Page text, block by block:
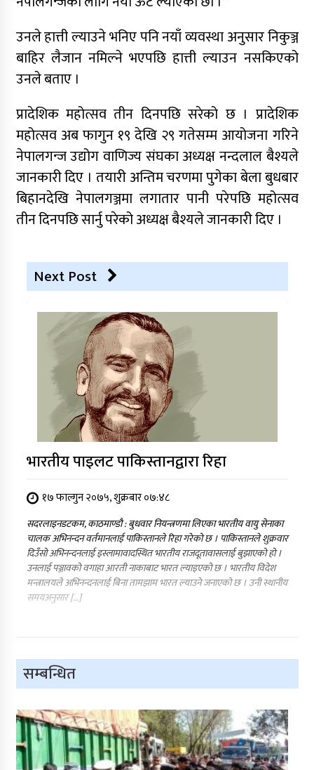
उनले हात्ती ल्याउने भनिए पनि नयाँ व्यवस्था अनुसार निकुञ्ज
बाहिर लैजान नमिल्ने भएपछि हात्ती ल्याउन नसकिएको
उनले बताए ।
प्रादेशिक महोत्सव तीन दिनपछि सरेको छ । प्रादेशिक
महोत्सव अब फागुन १९ देखि २९ गतेसम्म आयोजना गरिने
नेपालगन्ज उद्योग वाणिज्य संघका अध्यक्ष नन्दलाल बैश्यले
जानकारी दिए । तयारी अन्तिम चरणमा पुगेका बेला बुधबार
बिहानदेखि नेपालगञ्जमा लगातार पानी परेपछि महोत्सव
तीन दिनपछि सार्नु परेको अध्यक्ष बैश्यले जानकारी दिए ।
Next Post
भारतीय पाइलट पाकिस्तानद्वारा रिहा
१७ फाल्गुन २०७५, शुक्रबार ०७:४८
सदरलाइनडटकम, काठमाण्डौ : बुधवार नियन्त्रणमा लिएका भारतीय वायु सेनाका
चालक अभिनन्दन वर्तमानलाई पाकिस्तानले रिहा गरेको छ । पाकिस्तानले शुक्रवार
दिउँसो अभिनन्दनलाई इस्लामावादस्थित भारतीय राजदूतावासलाई बुझाएको हो ।
उनलाई पञ्जावको वगाहा आरती नाकाबाट भारत ल्याइएको छ । भारतीय विदेश
मन्त्रालयले अभिनन्दनलाई बिना तामझाम भारत ल्याउने जनाएको छ । उनी स्थानीय
समयअनुसार […]
सम्बन्धित